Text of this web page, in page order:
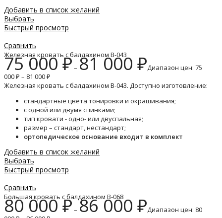
Добавить в список желаний
Выбрать
Быстрый просмотр
Сравнить
Железная кровать с балдахином B-043
75 000₽– 81 000 ₽Диапазон цен: 75
000 ₽ – 81 000 ₽
Железная кровать с балдахином B-043. Доступно изготовление:
стандартные цвета тонировки и окрашивания;
с одной или двумя спинками;
тип кровати - одно- или двуспальная;
размер – стандарт, нестандарт;
ортопедическое основание входит в комплект
Добавить в список желаний
Выбрать
Быстрый просмотр
Сравнить
Большая кровать с балдахином B-068
80 000₽– 86 000 ₽Диапазон цен: 80